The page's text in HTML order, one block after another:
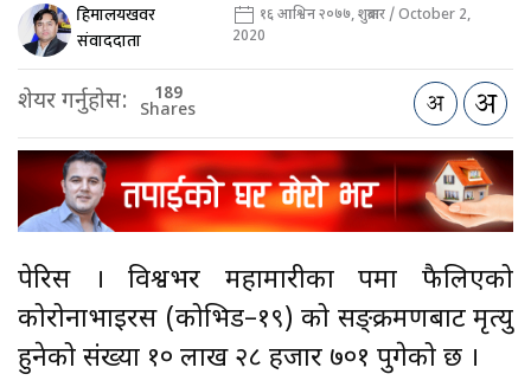
हिमालयखवर
संवाददाता
१६ आश्विन २०७७, शुक्रबार / October 2,
2020
शेयर गर्नुहोस: 189
Shares
पेरिस । विश्वभर महामारीका रुपमा फैलिएको
कोरोनाभाइरस (कोभिड–१९) को सङ्क्रमणबाट मृत्यु
हुनेको संख्या १० लाख २८ हजार ७०१ पुगेको छ ।